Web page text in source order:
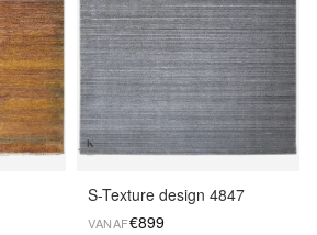
S-Texture design 4847
VANAF€899